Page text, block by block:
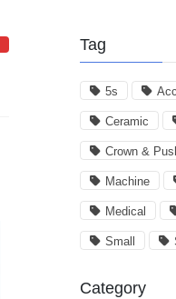
Tag
5s
Ceramic
Crown &
Machine
Medical
Small
Category